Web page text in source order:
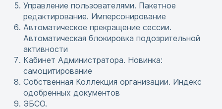
Управление пользователями. Пакетное
редактирование. Имперсонирование
Автоматическое прекращение сессии.
Автоматическая блокировка подозрительной
активности
Кабинет Администратора. Новинка:
самоцитирование
Собственная Коллекция организации. Индекс
одобренных документов
ЭБСО.